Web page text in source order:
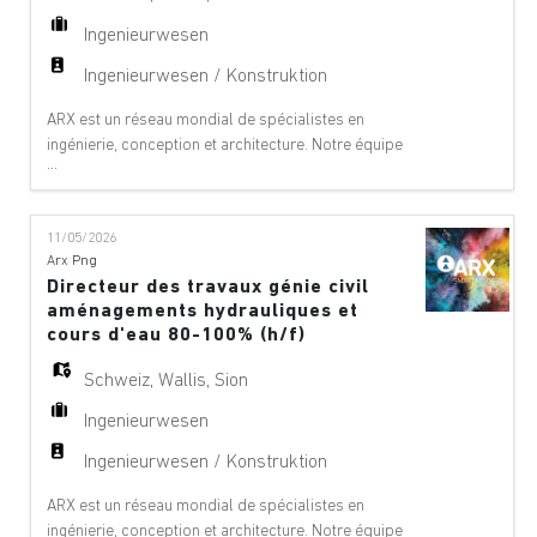
Ingenieurwesen
Ingenieurwesen / Konstruktion
ARX est un réseau mondial de spécialistes en
ingénierie, conception et architecture. Notre équipe
offre des services de conseil à 360°, de gestion de
projet et de services techniques dans les domaines
suivants : aéroports, ponts, bâtiments,
téléphériques, innovation numérique, environnement,
équipements, géologie, géotechnique, énergie
hydraul
11/05/2026
Arx Png
Directeur des travaux génie civil
aménagements hydrauliques et
cours d'eau 80-100% (h/f)
Schweiz ,Wallis ,Sion
Ingenieurwesen
Ingenieurwesen / Konstruktion
ARX est un réseau mondial de spécialistes en
ingénierie, conception et architecture. Notre équipe